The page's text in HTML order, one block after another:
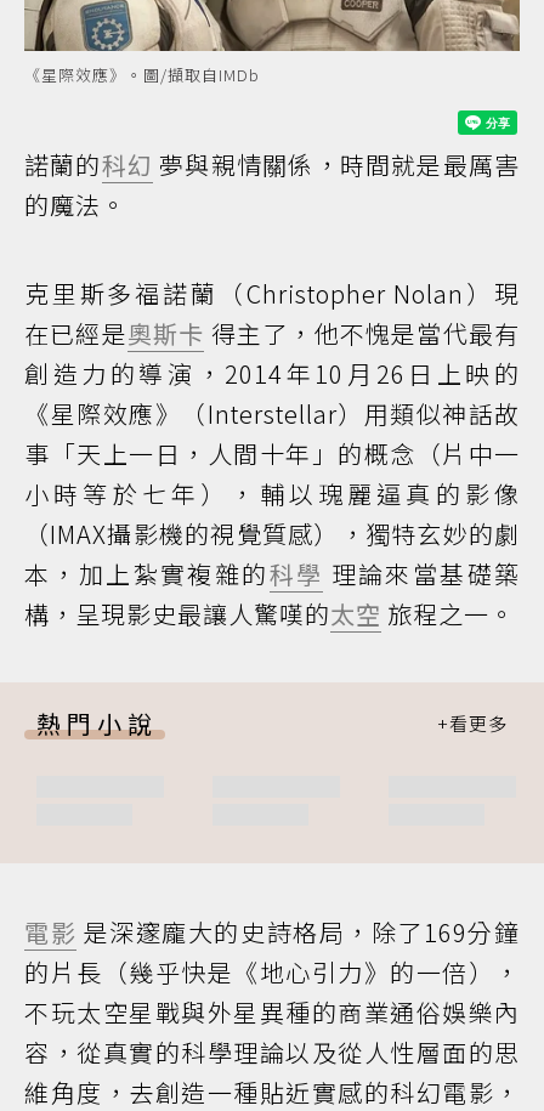
《星際效應》。圖/擷取自IMDb
諾蘭的科幻 夢與親情關係，時間就是最厲害
的魔法。
克里斯多福諾蘭（Christopher Nolan）現
在已經是奧斯卡 得主了，他不愧是當代最有
創造力的導演，2014年10月26日上映的
《星際效應》（Interstellar）用類似神話故
事「天上一日，人間十年」的概念（片中一
小時等於七年），輔以瑰麗逼真的影像
（IMAX攝影機的視覺質感），獨特玄妙的劇
本，加上紮實複雜的科學 理論來當基礎築
構，呈現影史最讓人驚嘆的太空 旅程之一。
熱門小說
電影 是深邃龐大的史詩格局，除了169分鐘
的片長（幾乎快是《地心引力》的一倍），
不玩太空星戰與外星異種的商業通俗娛樂內
容，從真實的科學理論以及從人性層面的思
維角度，去創造一種貼近實感的科幻電影，